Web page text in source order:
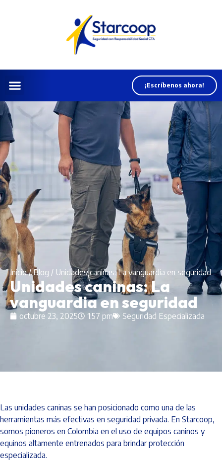
¡Escríbenos ahora!
Inicio/Blog / Unidades caninas: La vanguardia en seguridad
Unidades caninas: La
vanguardia en seguridad
octubre 23, 2025 1:57 pm Seguridad Especializada
Las unidades caninas se han posicionado como una de las
herramientas más efectivas en seguridad privada. En Starcoop,
somos pioneros en Colombia en el uso de equipos caninos y
equinos altamente entrenados para brindar protección
especializada.